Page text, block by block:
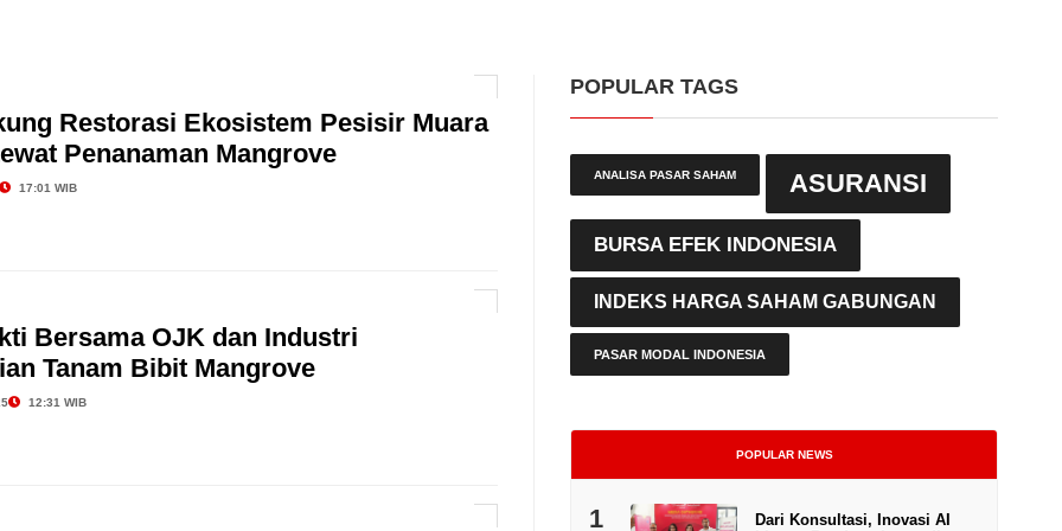
Pendampingan di Rumah Sakit: Halodoc for
Restorasi Ekosistem Pesisir Muara
Penanaman Mangrove
17:01 WIB
Bersama OJK dan Industri
Tanam Bibit Mangrove
12:31 WIB
POPULAR TAGS
ANALISA PASAR SAHAM ASURANSI
BURSA EFEK INDONESIA
INDEKS HARGA SAHAM GABUNGAN
PASAR MODAL INDONESIA
POPULAR NEWS
1
Dari Konsultasi, Inovasi AI